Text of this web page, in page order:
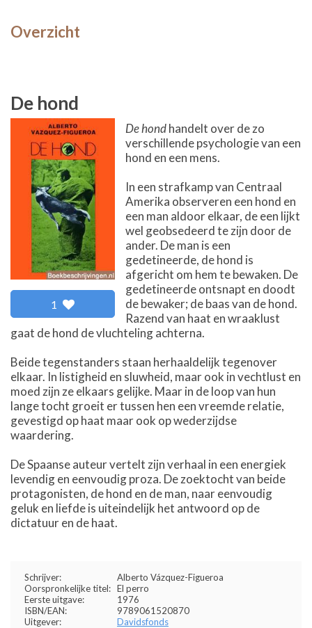
Overzicht
De hond
1
De hondhandelt over de zo
verschillende psychologie van een
hond en een mens.
In een strafkamp van Centraal
Amerika observeren een hond en
een man aldoor elkaar, de een lijkt
wel geobsedeerd te zijn door de
ander. De man is een
gedetineerde, de hond is
afgericht om hem te bewaken. De
gedetineerde ontsnapt en doodt
de bewaker; de baas van de hond.
Razend van haat en wraaklust
gaat de hond de vluchteling achterna.
Beide tegenstanders staan herhaaldelijk tegenover
elkaar. In listigheid en sluwheid, maar ook in vechtlust en
moed zijn ze elkaars gelijke. Maar in de loop van hun
lange tocht groeit er tussen hen een vreemde relatie,
gevestigd op haat maar ook op wederzijdse
waardering.
De Spaanse auteur vertelt zijn verhaal in een energiek
levendig en eenvoudig proza. De zoektocht van beide
protagonisten, de hond en de man, naar eenvoudig
geluk en liefde is uiteindelijk het antwoord op de
dictatuur en de haat.
Schrijver:
Alberto Vázquez-Figueroa
Oorspronkelijke titel: El perro
Eerste uitgave:
1976
ISBN/EAN:
9789061520870
Uitgever:
Davidsfonds